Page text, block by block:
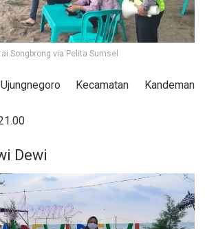
Songbrong via Pelita Sumsel
Kecamatan Kandeman
Dewi